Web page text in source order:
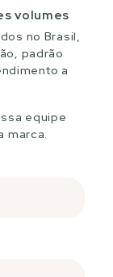
volumes
no Brasil,
padrão
a
equipe
marca.